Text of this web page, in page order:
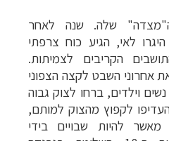
שלה. שנה לאחר
לאי, הגיע כוח צרפתי
הקריבים לצמיתות.
אחרוני השבט לקצה הצפוני
וילדים, ברחו לצוק גבוה
לקפוץ מהצוק למותם,
להיות שבויים בידי